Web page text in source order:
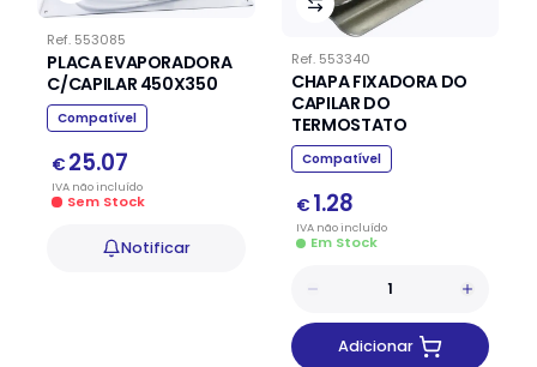
Ref. 553085
PLACA EVAPORADORA
C/CAPILAR 450X350
Compatível
€ 25.07
IVA nãoincluído
Sem Stock
Notificar
Ref. 553340
CHAPA FIXADORA DO
CAPILAR DO
TERMOSTATO
Compatível
€ 1.28
IVA nãoincluído
Em Stock
Adicionar